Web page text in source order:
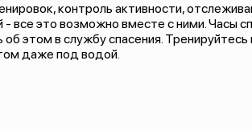
контроль активности,
все это возможно вместе с ними. Часы
об этом в службу спасения.
даже под водой.